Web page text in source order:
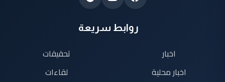
روابط سريعة
اخبار
اخبار محلية
تحقيقات
لقاءات